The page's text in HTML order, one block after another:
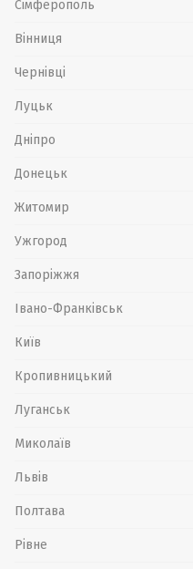
Сімферополь
Вінниця
Чернівці
Луцьк
Дніпро
Донецьк
Житомир
Ужгород
Запоріжжя
Івано-Франківськ
Київ
Кропивницький
Луганськ
Миколаїв
Львів
Полтава
Рівне